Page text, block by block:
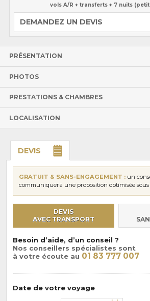
vols A/R + transferts + 7 nuits
DEMANDEZ UN DEVIS
PRÉSENTATION
PHOTOS
PRESTATIONS & CHAMBRES
LOCALISATION
DEVIS
GRATUIT & SANS-ENGAGEMENT : un
communiquera une proposition optimisée
DEVIS
AVEC TRANSPORT
Besoin d’aide, d’un conseil ?
Nos conseillers spécialistes sont
à votre écoute au 01 83 777 007
Date de votre voyage